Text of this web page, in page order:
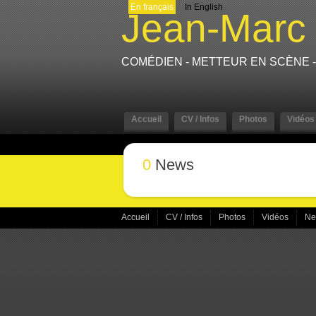
En français In English
Jean-Marc
COMÉDIEN - METTEUR EN SCÈNE
Accueil CV / Infos Photos Vidéos
0 News
Accueil CV / Infos Photos Vidéos